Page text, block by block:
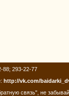
88; 293-22-77
http://vk.com/
связь", не